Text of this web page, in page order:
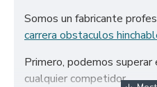
Somos un fabricante
carrera obstaculos
Primero, podemos
cualquier competidor.